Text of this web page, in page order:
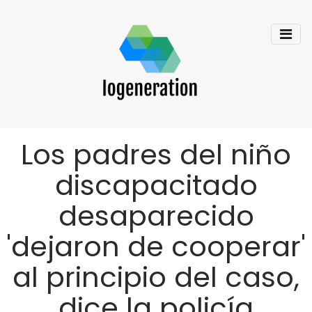
Los padres del niño
discapacitado
desaparecido
'dejaron de cooperar'
al principio del caso,